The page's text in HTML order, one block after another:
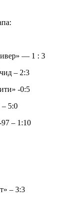
— 1 : 3
– 2:3
-0:5
5:0
– 1:10
– 3:3